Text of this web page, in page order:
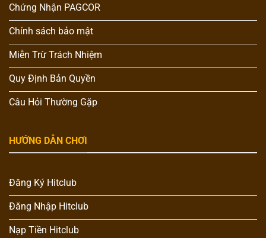
Chứng Nhận PAGCOR
Chính sách bảo mật
Miễn Trừ Trách Nhiệm
Quy Định Bản Quyền
Câu Hỏi Thường Gặp
HƯỚNG DẪN CHƠI
Đăng Ký Hitclub
Đăng Nhập Hitclub
Nạp Tiền Hitclub